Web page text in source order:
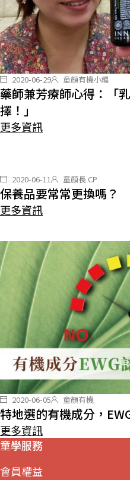
2020-06-29 童顏有機小編
藥師兼芳療師心得：「
擇！」
更多資訊
2020-06-11 童顏長 CP
保養品要常常更換嗎？
更多資訊
2020-06-05 童顏有機
特地選的有機成分，
更多資訊
童學服務
會員權益